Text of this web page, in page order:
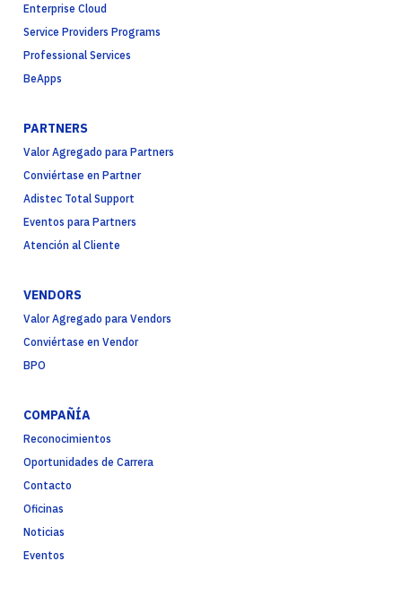
Enterprise Cloud
Service Providers Programs
Professional Services
BeApps
PARTNERS
Valor Agregado para Partners
Conviértase en Partner
Adistec Total Support
Eventos para Partners
Atención al Cliente
VENDORS
Valor Agregado para Vendors
Conviértase en Vendor
BPO
COMPAÑÍA
Reconocimientos
Oportunidades de Carrera
Contacto
Oficinas
Noticias
Eventos